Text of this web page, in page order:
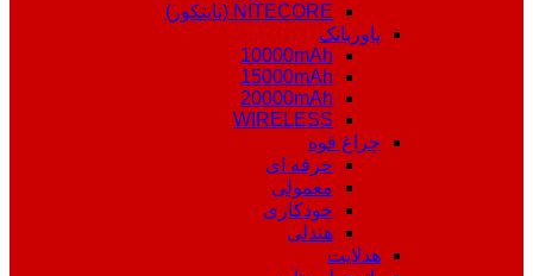
NITECORE (نایتکور)
پاوربانک
10000mAh
15000mAh
20000mAh
WIRELESS
چراغ قوه
حرفه ای
معمولی
خودکاری
هندلی
هدلایت